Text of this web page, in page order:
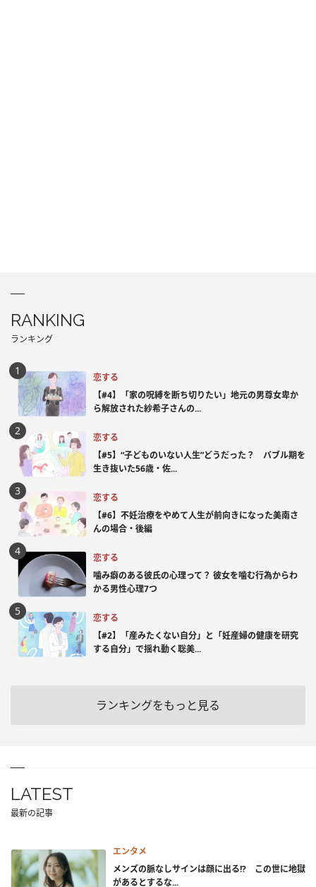
RANKING
ランキング
恋する
【#4】「家の呪縛を断ち切りたい」地元の男尊女卑か
ら解放された紗希子さんの...
恋する
【#5】“子どものいない人生”どうだった？ バブル期を
生き抜いた56歳・佐...
恋する
【#6】不妊治療をやめて人生が前向きになった美南さ
んの場合・後編
恋する
噛み癖のある彼氏の心理って？ 彼女を噛む行為からわ
かる男性心理7つ
恋する
【#2】「産みたくない自分」と「妊産婦の健康を研究
する自分」で揺れ動く聡美...
ランキングをもっと見る
LATEST
最新の記事
エンタメ
メンズの脈なしサインは顔に出る!? この世に地獄
があるとするな...